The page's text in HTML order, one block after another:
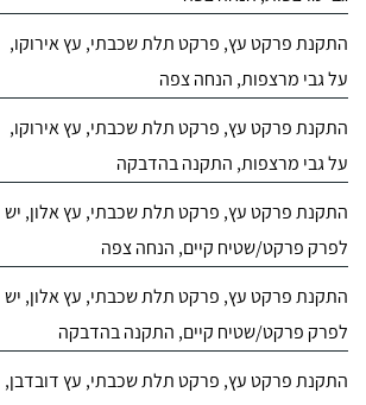
התקנת פרקט עץ, פרקט תלת שכבתי, עץ אירוקו,
על גבי מרצפות, הנחה צפה
התקנת פרקט עץ, פרקט תלת שכבתי, עץ אירוקו,
על גבי מרצפות, התקנה בהדבקה
התקנת פרקט עץ, פרקט תלת שכבתי, עץ אלון, יש
לפרק פרקט/שטיח קיים, הנחה צפה
התקנת פרקט עץ, פרקט תלת שכבתי, עץ אלון, יש
לפרק פרקט/שטיח קיים, התקנה בהדבקה
התקנת פרקט עץ, פרקט תלת שכבתי, עץ דובדבן,